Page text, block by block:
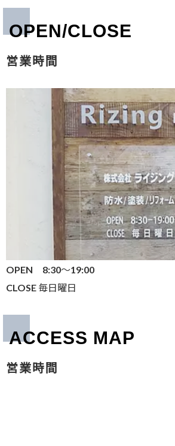
OPEN/CLOSE
営業時間
OPEN 8:30～19:00
CLOSE 毎日曜日
ACCESS MAP
営業時間